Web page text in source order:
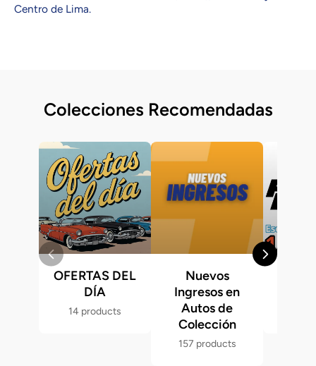
Centro de Lima.
Colecciones Recomendadas
OFERTAS DEL
DÍA
14 products
Nuevos
Ingresos en
Autos de
Colección
157 products